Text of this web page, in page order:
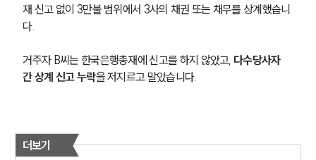
재 신고 없이 3만불 범위에서 3사의 채권 또는 채무를 상계했습니
다.
거주자 B씨는 한국은행총재에 신고를 하지 않았고, 다수당사자
간 상계 신고 누락을 저지르고 말았습니다.
더보기